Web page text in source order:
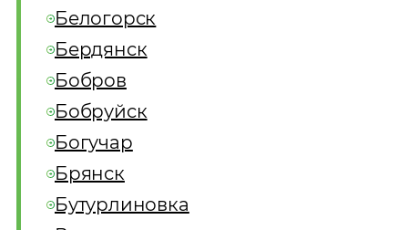
Белогорск
Бердянск
Бобров
Бобруйск
Богучар
Брянск
Бутурлиновка